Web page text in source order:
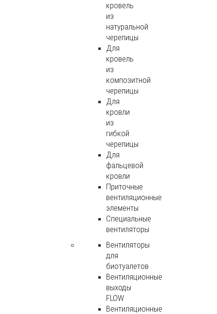
кровель
из
натуральной
черепицы
Для
кровель
из
композитной
черепицы
Для
кровли
из
гибкой
черепицы
Для
фальцевой
кровли
Приточные
вентиляционные
элементы
Специальные
вентиляторы
Вентиляторы
для
биотуалетов
Вентиляционные
выходы
FLOW
Вентиляционные